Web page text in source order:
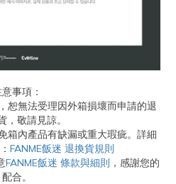
事項：
恕無法受理因外箱損壞而申請的退
，敬請見諒。
箱內產品有缺漏或重大瑕疵。詳細
FANME飯迷 退換貨規則
FANME飯迷 條款與細則 ，感謝您的
配合。